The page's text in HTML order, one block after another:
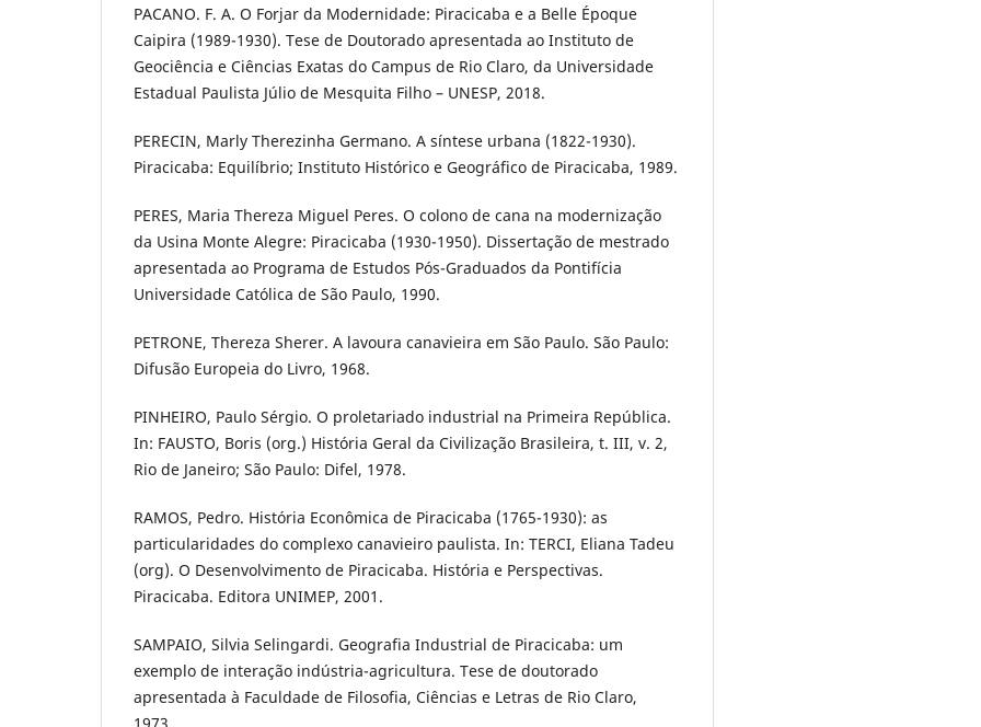
PACANO. F. A. O Forjar da Modernidade: Piracicaba e a Belle Époque
Caipira (1989-1930). Tese de Doutorado apresentada ao Instituto de
Geociência e Ciências Exatas do Campus de Rio Claro, da Universidade
Estadual Paulista Júlio de Mesquita Filho – UNESP, 2018.
PERECIN, Marly Therezinha Germano. A síntese urbana (1822-1930).
Piracicaba: Equilíbrio; Instituto Histórico e Geográfico de Piracicaba, 1989.
PERES, Maria Thereza Miguel Peres. O colono de cana na modernização
da Usina Monte Alegre: Piracicaba (1930-1950). Dissertação de mestrado
apresentada ao Programa de Estudos Pós-Graduados da Pontifícia
Universidade Católica de São Paulo, 1990.
PETRONE, Thereza Sherer. A lavoura canavieira em São Paulo. São Paulo:
Difusão Europeia do Livro, 1968.
PINHEIRO, Paulo Sérgio. O proletariado industrial na Primeira República.
In: FAUSTO, Boris (org.) História Geral da Civilização Brasileira, t. III, v. 2,
Rio de Janeiro; São Paulo: Difel, 1978.
RAMOS, Pedro. História Econômica de Piracicaba (1765-1930): as
particularidades do complexo canavieiro paulista. In: TERCI, Eliana Tadeu
(org). O Desenvolvimento de Piracicaba. História e Perspectivas.
Piracicaba. Editora UNIMEP, 2001.
SAMPAIO, Silvia Selingardi. Geografia Industrial de Piracicaba: um
exemplo de interação indústria-agricultura. Tese de doutorado
apresentada à Faculdade de Filosofia, Ciências e Letras de Rio Claro,